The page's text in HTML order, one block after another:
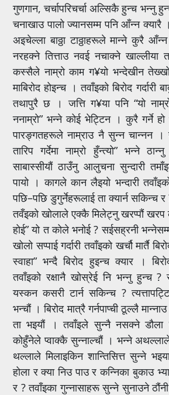
गुणगान, चर्चापरिचर्चा अल्सिकै हुन्च भन्नु
चनाखाउ पालो ज्यानसम्म पनि आँन्न क्यारै
अइचेल्ला बाठ्ठा टाठ्ठाहरूले मान्ने कुरै आँन्न
नरहक्ने तित्ताउ नवई नचाक्ने खाल्लीया
कस्सैले नाम्रो काम ग¥यो भन्देखीन तेख्खो
माबिरोद होइन्च । तवाँइको बिरोद गर्दारी
तथापुरै छ । जत्ति ग¥या पनि “यो
ननाम्रो” भन्ने कोई भेट्टिन । कुरै गर्ने हो
पारङ्गतहरूले नाम्राउ नै सुन्न चान्नन ।
तारिप गर्देमा नाम्रो हुँन्त्यो” भन्ने
साबास्सीयौं ठाउँनु आलुचना सुन्दारी
पायो । कागले कान लैइयो भन्दारी
पछि–पछि डुगुर्नेहरूलाई ता क्यार्न सकिन्च र
तवँइको खोलाले एक्कै मिलेट्नु खरप्पौं खरप
होई” यो त कोले भनोई ? सईसह्रनी
खोलो सप्पाई गर्दारी तवाँइको खर्चौ मार्तै
स्वाहा” भन्दै बिरोद हुइन्च क्यार ।
तवाँइको रक्षानै खोस्रेई नि भन्नु हुन्च
यस्कन कसरी टार्न सकिन्च ?
भन्चौं । बिरोद मात्रै गर्नपाप्ची ठूल्लै
ता भइयौं । तवाँइले सुन्नै नसक्ने डौला
कोहुँनेले प्वाक्कै सुन्नाल्चौं । भन्ने
थल्लाले मिलाइकिन शान्तिसित्त सुन्ने
होला र क्या निउ पाउ र कन्निका बुकाउ
र ? तवाँइका गुन्नासाहरू सुन्ने सुनाउने ठौंनी